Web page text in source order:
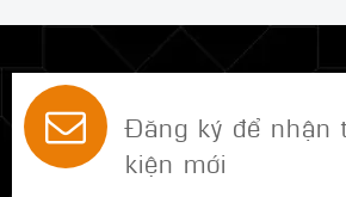
Đăng ký để nhận
kiện mới